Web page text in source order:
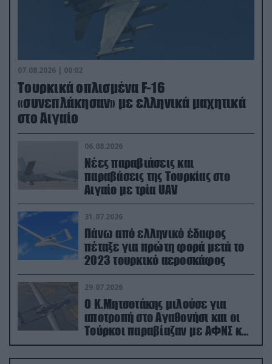
07.08.2026 | 00:02
Τουρκικά οπλισμένα F-16
«συνεπλάκησαν» με ελληνικά μαχητικά
στο Αιγαίο
06.08.2026
Νέες παραβιάσεις και
παραβάσεις της Τουρκίας στο
Αιγαίο με τρία UAV
31.07.2026
Πάνω από ελληνικό έδαφος
πέταξε για πρώτη φορά μετά το
2023 τουρκικό αεροσκάφος
29.07.2026
Ο Κ.Μητσοτάκης μιλούσε για
αποτροπή στο Αγαθονήσι και οι
Τούρκοι παραβίαζαν με ΑΦΝΣ και
drone